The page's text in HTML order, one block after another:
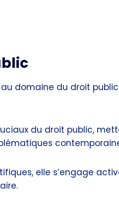
au domaine du droit
du droit public,
elle s’engage